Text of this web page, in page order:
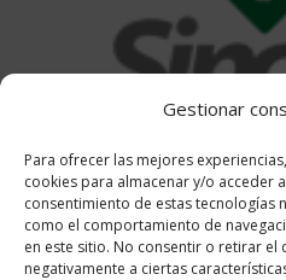
Gestionar
Para ofrecer las mejores
cookies para almacenar y/o acceder
consentimiento de estas
como el comportamiento de
en este sitio. No consentir o retirar
negativamente a ciertas